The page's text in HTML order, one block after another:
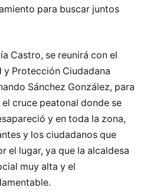
para buscar juntos
Castro, se reunirá con el
y Protección Ciudadana
Sánchez González, para
cruce peatonal donde se
y en toda la zona,
y los ciudadanos que
el lugar, ya que la alcaldesa
muy alta y el